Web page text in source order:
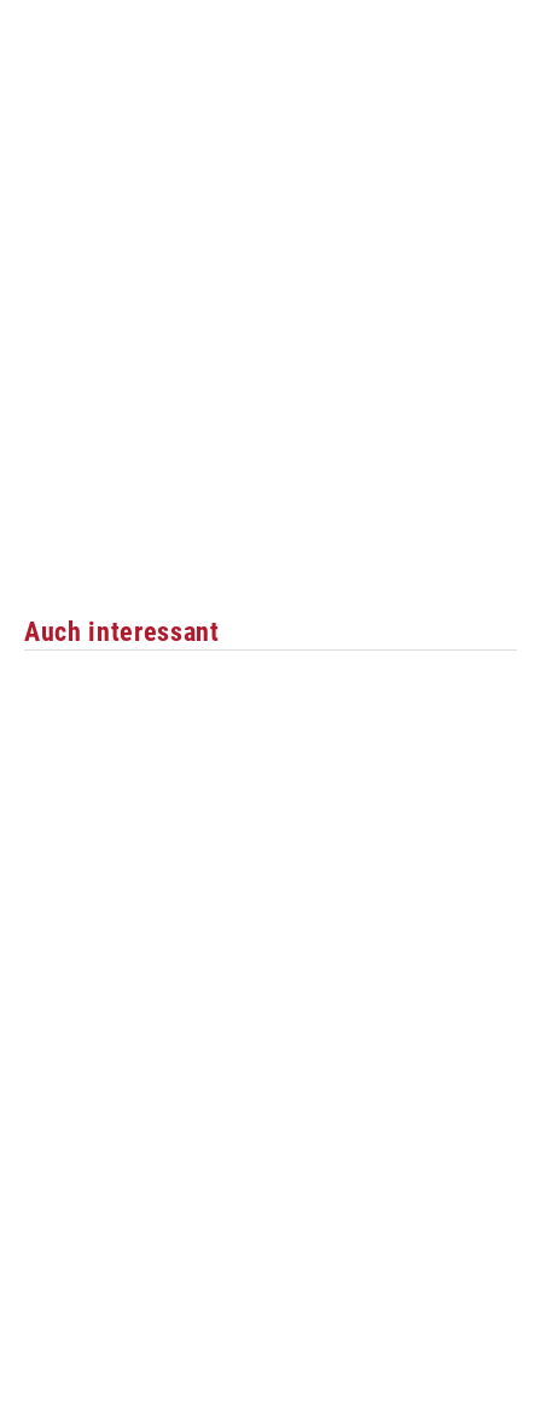
Auch interessant